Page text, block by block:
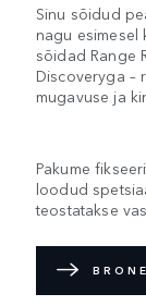
Sinu sõidud
nagu esimesel
sõidad Range
Discoveryga –
mugavuse ja
Pakume
loodud
teostatakse